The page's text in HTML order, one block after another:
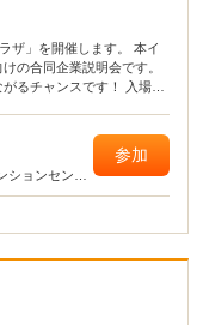
ザ」を開催します。 本イ
の合同企業説明会です。
るチャンスです！ 入場無
ョンセンタ
参加